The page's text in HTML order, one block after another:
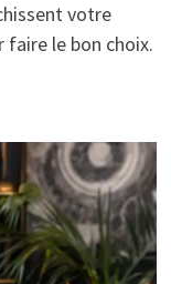
votre
le bon choix.